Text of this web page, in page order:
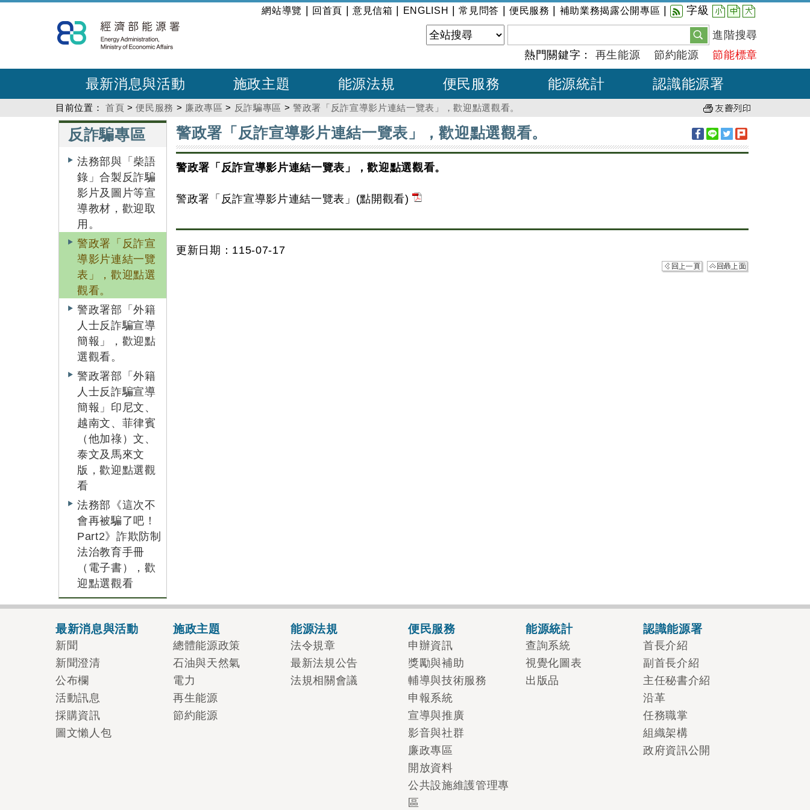
到
主
內
:::
網站導覽 回首頁 意見信箱 ENGLISH |常見問答 便民服務 補助業務揭露公開專區 字級 小 中 大
進階搜尋
熱門關鍵字： 再生能源 節約能源 節能標章
最新消息與活動 施政主題 能源法規 便民服務 能源統計 認識能源署
目前位置： 首頁 >便民服務 > 廉政專區 > 反詐騙專區 >警政署「反詐宣導影片連結一覽表」，歡迎點選觀看。
反詐騙專區
法務部與「柴語
錄」合製反詐騙
影片及圖片等宣
導教材，歡迎取
用。
警政署「反詐宣
導影片連結一覽
表」，歡迎點選
觀看。
警政署部「外籍
人士反詐騙宣導
簡報」，歡迎點
選觀看。
警政署部「外籍
人士反詐騙宣導
簡報」印尼文、
越南文、菲律賓
（他加祿）文、
泰文及馬來文
版，歡迎點選觀
看
法務部《這次不
會再被騙了吧！
Part2》詐欺防制
法治教育手冊
（電子書），歡
迎點選觀看
:::
警政署「反詐宣導影片連結一覽表」，歡迎點選觀看。
警政署「反詐宣導影片連結一覽表」，歡迎點選觀看。
警政署「反詐宣導影片連結一覽表」(點開觀看)
更新日期：115-07-17
最新消息與活動
新聞
新聞澄清
公布欄
活動訊息
採購資訊
圖文懶人包
施政主題
總體能源政策
石油與天然氣
電力
再生能源
節約能源
能源法規
法令規章
最新法規公告
法規相關會議
便民服務
申辦資訊
獎勵與補助
輔導與技術服務
申報系統
宣導與推廣
影音與社群
廉政專區
開放資料
公共設施維護管理專
區
能源統計
查詢系統
視覺化圖表
出版品
認識能源署
首長介紹
副首長介紹
主任秘書介紹
沿革
任務職掌
組織架構
政府資訊公開